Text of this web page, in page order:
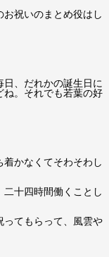
祝いのまとめ役はし
、だれかの誕生日に
ね。それでも若葉の好
かなくてそわそわし
十四時間働くことし
ってもらって、風雲や